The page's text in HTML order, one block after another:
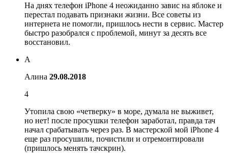
На днях телефон iPhone 4 неожиданно завис на яблоке и
перестал подавать признаки жизни. Все советы из
интернета не помогли, пришлось нести в сервис. Мастер
быстро разобрался с проблемой, минут за десять все
восстановил.
А
Алина 29.08.2018
4
Утопила свою «четверку» в море, думала не выживет,
но нет! после просушки телефон заработал, правда тач
начал срабатывать через раз. В мастерской мой iPhone 4
еще раз просушили, почистили и отремонтировали
(пришлось менять тачскрин).